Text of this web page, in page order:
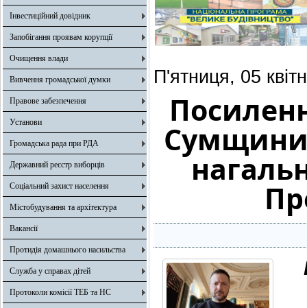
Інвестиційний довідник
Запобігання проявам корупції
Очищення влади
Вивчення громадської думки
Правове забезпечення
Установи
Громадська рада при РДА
Державний реєстр виборців
Соціальний захист населення
Містобудування та архітектура
Вакансії
Протидія домашнього насильства
Служба у справах дітей
Протоколи комісії ТЕБ та НС
П'ятниця, 05
Сумщини,